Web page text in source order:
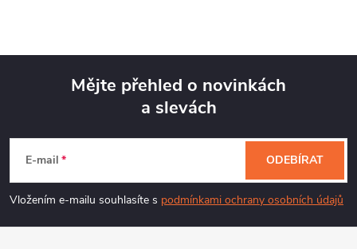
a
í
p
p
Mějte přehled o novinkách
a slevách
E-mail
Vložením e-mailu souhlasíte s podmínkami ochrany osobních údajů
ODEBÍRAT